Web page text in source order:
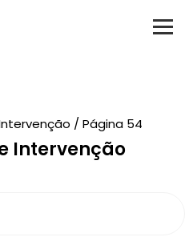
/ Página 54
Intervenção